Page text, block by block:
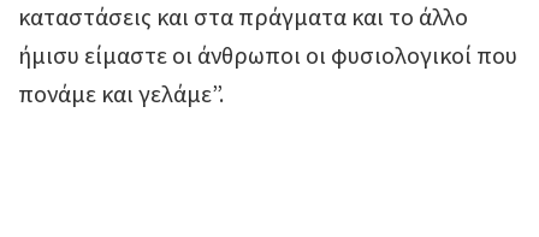
καταστάσεις και στα πράγματα και το άλλο
ήμισυ είμαστε οι άνθρωποι οι φυσιολογικοί που
πονάμε και γελάμε”.